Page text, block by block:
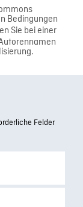
Bedingungen
Sie bei einer
Felder